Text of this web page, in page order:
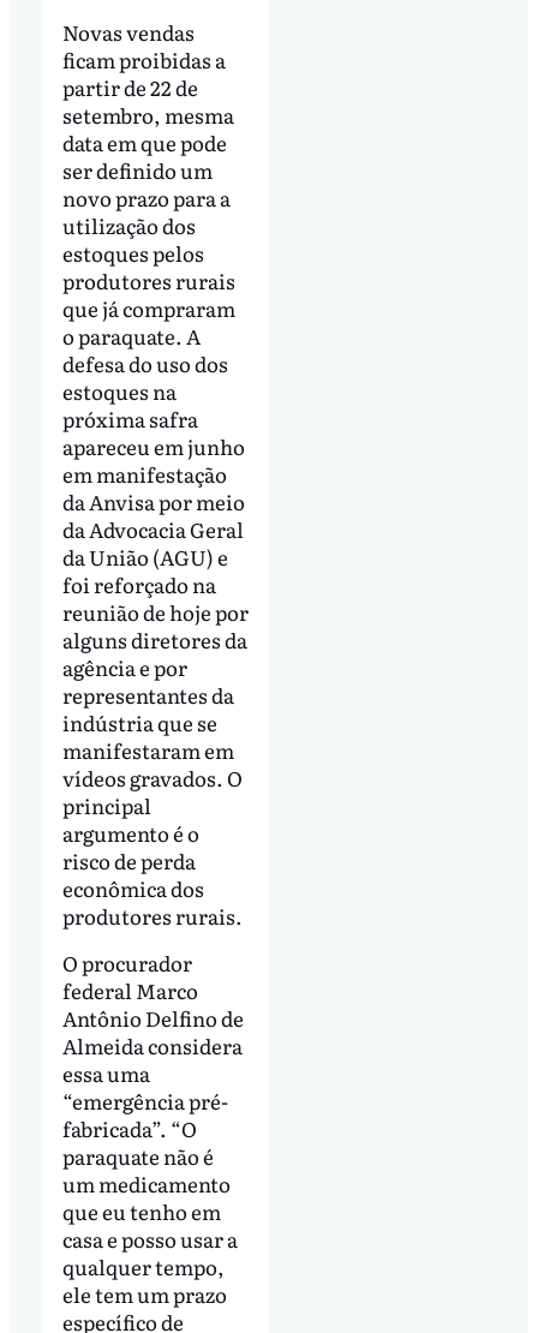
Novas vendas
ficam proibidas a
partir de 22 de
setembro, mesma
data em que pode
ser definido um
novo prazo para a
utilização dos
estoques pelos
produtores rurais
que já compraram
o paraquate. A
defesa do uso dos
estoques na
próxima safra
apareceu em junho
em manifestação
da Anvisa por meio
da Advocacia Geral
da União (AGU) e
foi reforçado na
reunião de hoje por
alguns diretores da
agência e por
representantes da
indústria que se
manifestaram em
vídeos gravados. O
principal
argumento é o
risco de perda
econômica dos
produtores rurais.
O procurador
federal Marco
Antônio Delfino de
Almeida considera
essa uma
“emergência pré-
fabricada”. “O
paraquate não é
um medicamento
que eu tenho em
casa e posso usar a
qualquer tempo,
ele tem um prazo
específico de